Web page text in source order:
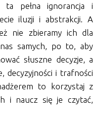
ta pełna ignorancja i
iluzji i abstrakcji. A
nie zbieramy ich dla
samych, po to, aby
słuszne decyzje, a
decyzyjności i trafności
to korzystaj z
i naucz się je czytać,